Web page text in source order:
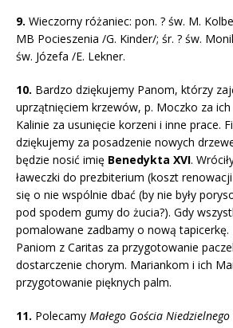
9. Wieczorny różaniec: pon. ? św. M.
MB Pocieszenia /G. Kinder/; śr. ? św.
św. Józefa /E. Lekner.
10. Bardzo dziękujemy Panom, którzy
uprzątnięciem krzewów, p. Moczko za ich
Kalinie za usunięcie korzeni i inne prace.
dziękujemy za posadzenie nowych
będzie nosić imię Benedykta XVI.
ławeczki do prezbiterium (koszt
się o nie wspólnie dbać (by nie były
pod spodem gumy do żucia?). Gdy
pomalowane zadbamy o nową
Paniom z Caritas za przygotowanie
dostarczenie chorym. Mariankom i ich
przygotowanie pięknych palm.
11. Polecamy Małego Gościa Niedzielnego